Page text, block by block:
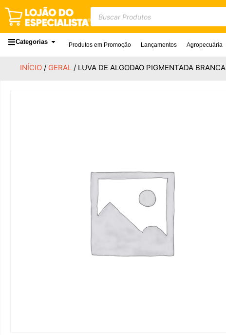
Categorias Produtos em Promoção Lançamentos Agropecuária
INÍCIO / GERAL / LUVA DE ALGODAO PIGMENTADA BRANCA